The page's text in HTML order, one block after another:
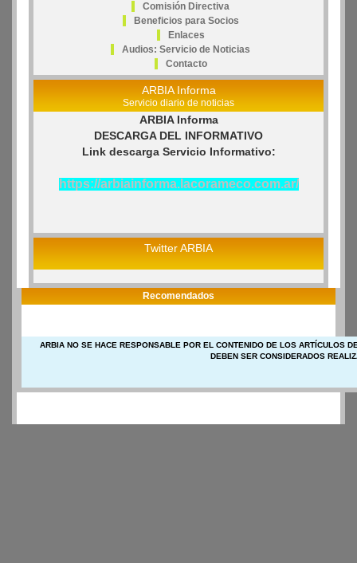
Comisión Directiva
Beneficios para Socios
Enlaces
Audios: Servicio de Noticias
Contacto
ARBIA Informa
Servicio diario de noticias
ARBIA Informa
DESCARGA DEL INFORMATIVO
Link descarga Servicio Informativo:
https://arbiainforma.lacorameco.com.ar/
Twitter ARBIA
Recomendados
ARBIA NO SE HACE RESPONSABLE POR EL CONTENIDO DE LOS ARTÍCULOS
DEBEN SER CONSIDERADOS